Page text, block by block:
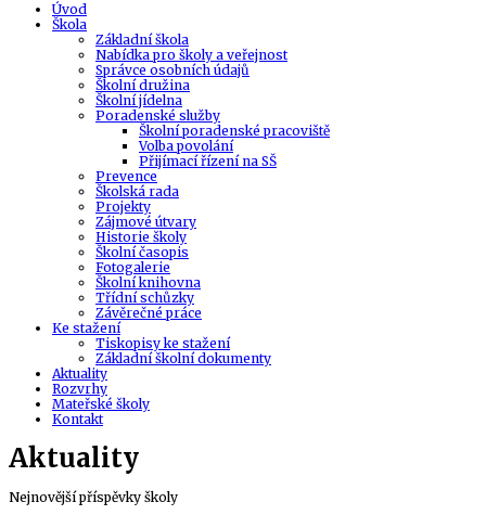
Úvod
Škola
Základní škola
Nabídka pro školy a veřejnost
Správce osobních údajů
Školní družina
Školní jídelna
Poradenské služby
Školní poradenské pracoviště
Volba povolání
Přijímací řízení na SŠ
Prevence
Školská rada
Projekty
Zájmové útvary
Historie školy
Školní časopis
Fotogalerie
Školní knihovna
Třídní schůzky
Závěrečné práce
Ke stažení
Tiskopisy ke stažení
Základní školní dokumenty
Aktuality
Rozvrhy
Mateřské školy
Kontakt
Aktuality
Nejnovější příspěvky školy